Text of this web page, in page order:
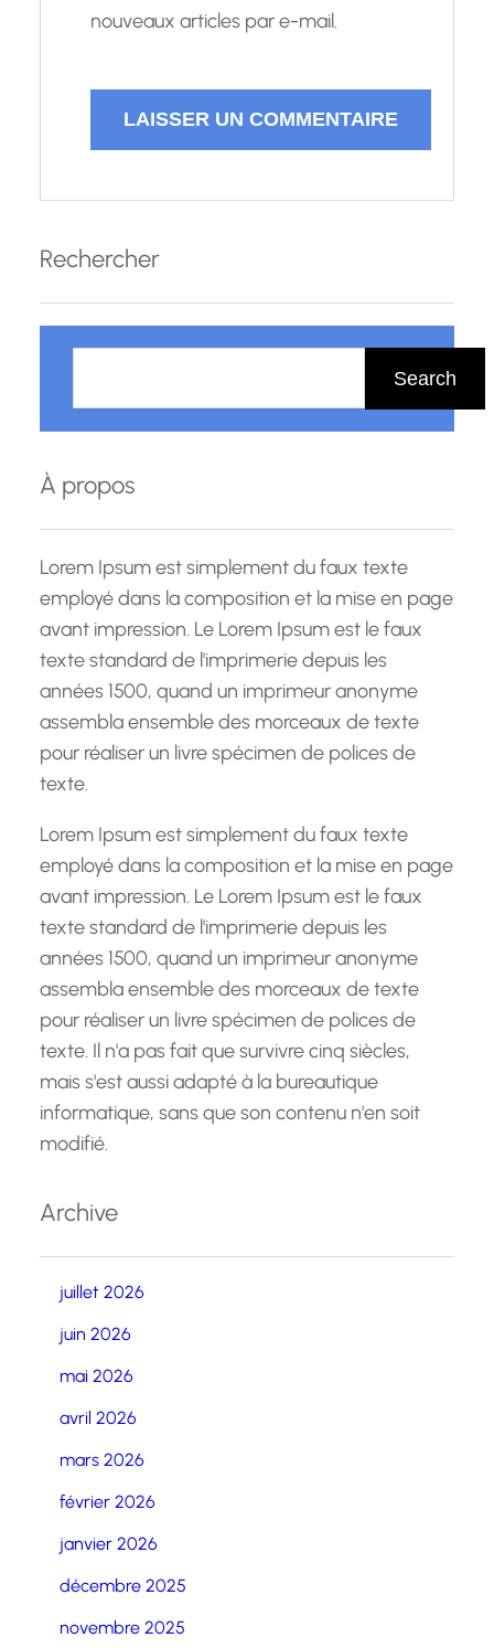
nouveaux articles par e-mail.
Rechercher
h
r
c
h
Search
À propos
Lorem Ipsum est simplement du faux texte
employé dans la composition et la mise en page
avant impression. Le Lorem Ipsum est le faux
texte standard de l'imprimerie depuis les
années 1500, quand un imprimeur anonyme
assembla ensemble des morceaux de texte
pour réaliser un livre spécimen de polices de
texte.
Lorem Ipsum est simplement du faux texte
employé dans la composition et la mise en page
avant impression. Le Lorem Ipsum est le faux
texte standard de l'imprimerie depuis les
années 1500, quand un imprimeur anonyme
assembla ensemble des morceaux de texte
pour réaliser un livre spécimen de polices de
texte. Il n'a pas fait que survivre cinq siècles,
mais s'est aussi adapté à la bureautique
informatique, sans que son contenu n'en soit
modifié.
Archive
juillet 2026
juin 2026
mai 2026
avril 2026
mars 2026
février 2026
janvier 2026
décembre 2025
novembre 2025